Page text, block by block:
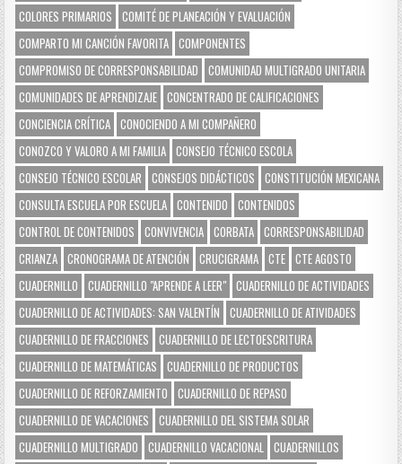
COLORES PRIMARIOS
COMITÉ DE PLANEACIÓN Y EVALUACIÓN
COMPARTO MI CANCIÓN FAVORITA COMPONENTES
COMPROMISO DE CORRESPONSABILIDAD
COMUNIDAD MULTIGRADO UNITARIA
COMUNIDADES DE APRENDIZAJE CONCENTRADO DE CALIFICACIONES
CONCIENCIA CRÍTICA CONOCIENDO A MI COMPAÑERO
CONOZCO Y VALORO A MI FAMILIA CONSEJO TÉCNICO ESCOLA
CONSEJO TÉCNICO ESCOLAR
CONSEJOS DIDÁCTICOS
CONSTITUCIÓN MEXICANA
CONSULTA ESCUELA POR ESCUELA CONTENIDO
CONTENIDOS
CONTROL DE CONTENIDOS
CONVIVENCIA CORBATA CORRESPONSABILIDAD
CRIANZA CRONOGRAMA DE ATENCIÓN CRUCIGRAMA CTE CTE AGOSTO
CUADERNILLO
CUADERNILLO "APRENDE A LEER" CUADERNILLO DE ACTIVIDADES
CUADERNILLO DE ACTIVIDADES: SAN VALENTÍN
CUADERNILLO DE ATIVIDADES
CUADERNILLO DE FRACCIONES
CUADERNILLO DE LECTOESCRITURA
CUADERNILLO DE MATEMÁTICAS
CUADERNILLO DE PRODUCTOS
CUADERNILLO DE REFORZAMIENTO
CUADERNILLO DE REPASO
CUADERNILLO DE VACACIONES
CUADERNILLO DEL SISTEMA SOLAR
CUADERNILLO MULTIGRADO
CUADERNILLO VACACIONAL CUADERNILLOS